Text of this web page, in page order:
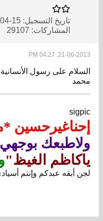
تاريخ التسجيل: 15-04-2013
المشاركات: 29107
21-06-2013, 04:27 PM
السلام على رسول
محمد
sigpic
إحناغيرحسين
ولاطبعك
ياكاظم الغيظ"
لجن أبقه عبدكم وإنتم